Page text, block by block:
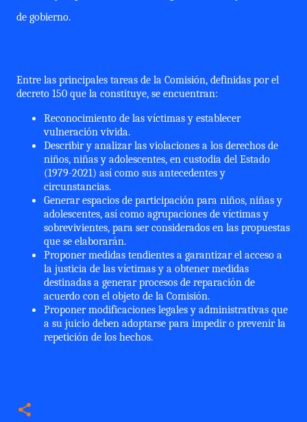
de gobierno.
Entre las principales tareas de la Comisión, definidas por el
decreto 150 que la constituye, se encuentran:
Reconocimiento de las víctimas y establecer
vulneración vivida.
Describir y analizar las violaciones a los derechos de
niños, niñas y adolescentes, en custodia del Estado
(1979-2021) así como sus antecedentes y
circunstancias.
Generar espacios de participación para niños, niñas y
adolescentes, así como agrupaciones de víctimas y
sobrevivientes, para ser considerados en las propuestas
que se elaborarán.
Proponer medidas tendientes a garantizar el acceso a
la justicia de las víctimas y a obtener medidas
destinadas a generar procesos de reparación de
acuerdo con el objeto de la Comisión.
Proponer modificaciones legales y administrativas que
a su juicio deben adoptarse para impedir o prevenir la
repetición de los hechos.